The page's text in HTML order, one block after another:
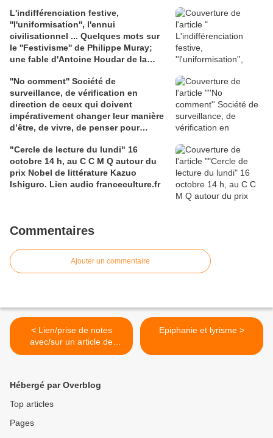
L'indifférenciation festive,
''l'uniformisation'', l'ennui
civilisationnel ... Quelques mots sur
le ''Festivisme'' de Philippe Muray;
une fable d'Antoine Houdar de la
de P. Muray; 2) radiofrance.fr ''Les
nuits de France Culture'' interview de
P. Muray; 3) books.openedition.org,
article de Bernard Puel sur Adorno
''une philosophie de l'ennui
''No comment'' Société de
surveillance, de vérification en
direction de ceux qui doivent
impérativement changer leur manière
d’être, de vivre, de penser pour
dans ''une société redéfinie'' 3 Liens :
1) audio France Culture ''le
panoptique de Bentham'' 2)
Wikipedia.org, article ''panoptique'';
"Cercle de lecture du lundi" 16
octobre 14 h, au C C M Q autour du
prix Nobel de littérature Kazuo
Ishiguro. Lien audio franceculture.fr
Commentaires
Ajouter un commentaire
< Lien/prise de notes
avec/sur un article de
Michèle Finck - Poésie et
Epiphanie et lyrisme >
Hébergé par Overblog
Top articles
Pages